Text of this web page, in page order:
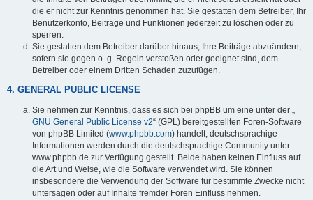
die er nicht zur Kenntnis genommen hat. Sie gestatten dem Betreiber, Ihr
Benutzerkonto, Beiträge und Funktionen jederzeit zu löschen oder zu
sperren.
Sie gestatten dem Betreiber darüber hinaus, Ihre Beiträge abzuändern,
sofern sie gegen o. g. Regeln verstoßen oder geeignet sind, dem
Betreiber oder einem Dritten Schaden zuzufügen.
4. GENERAL PUBLIC LICENSE
Sie nehmen zur Kenntnis, dass es sich bei phpBB um eine unter der „
GNU General Public License v2“ (GPL) bereitgestellten Foren-Software
von phpBB Limited (www.phpbb.com) handelt; deutschsprachige
Informationen werden durch die deutschsprachige Community unter
www.phpbb.de zur Verfügung gestellt. Beide haben keinen Einfluss auf
die Art und Weise, wie die Software verwendet wird. Sie können
insbesondere die Verwendung der Software für bestimmte Zwecke nicht
untersagen oder auf Inhalte fremder Foren Einfluss nehmen.